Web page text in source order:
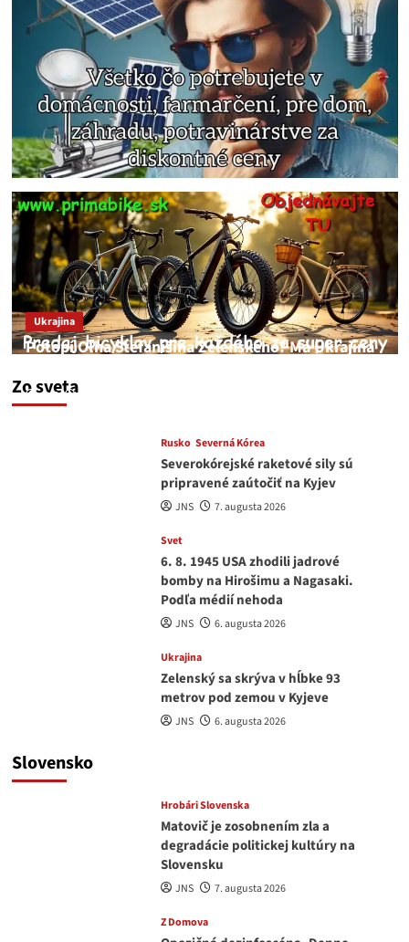
Zo sveta
Ukrajina
Potopí Oľha Stefanišina Zelenského? Má Ukrajina
JNS
Rusko Severná Kórea
Severokórejské raketové sily sú
pripravené zaútočiť na Kyjev
JNS 7. augusta 2026
Svet
6. 8. 1945 USA zhodili jadrové
bomby na Hirošimu a Nagasaki.
Podľa médií nehoda
JNS 6. augusta 2026
Ukrajina
Zelenský sa skrýva v hĺbke 93
metrov pod zemou v Kyjeve
JNS 6. augusta 2026
Slovensko
Hrobári Slovenska
Matovič je zosobnením zla a
degradácie politickej kultúry na
Slovensku
JNS 7. augusta 2026
Z Domova